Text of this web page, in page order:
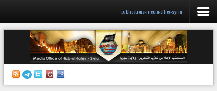
الرئيسية
إصدارات
أنشطة وفعاليات
publications-media-office-syria